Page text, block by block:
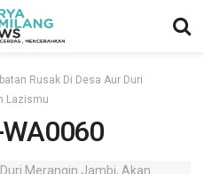
Rusak Di Desa Aur Duri
Lazismu